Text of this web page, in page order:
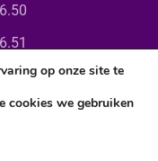
op onze site te
cookies we gebruiken